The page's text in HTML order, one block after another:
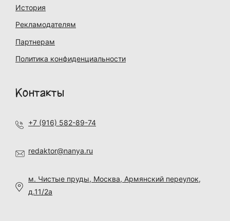
История
Рекламодателям
Партнерам
Политика конфиденциальности
Контакты
+7 (916) 582-89-74
redaktor@nanya.ru
м. Чистые пруды, Москва, Армянский переулок,
д.11/2а